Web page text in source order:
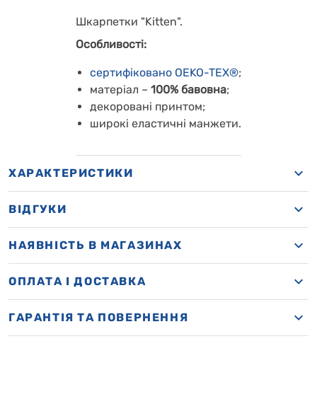
Шкарпетки "Kitten".
Особливості:
сертифіковано OEKO-TEX®;
матеріал – 100% бавовна;
декоровані принтом;
широкі еластичні манжети.
ХАРАКТЕРИСТИКИ
ВІДГУКИ
НАЯВНІСТЬ В МАГАЗИНАХ
OПЛАТА І ДОСТАВКА
ГАРАНТІЯ ТА ПОВЕРНЕННЯ